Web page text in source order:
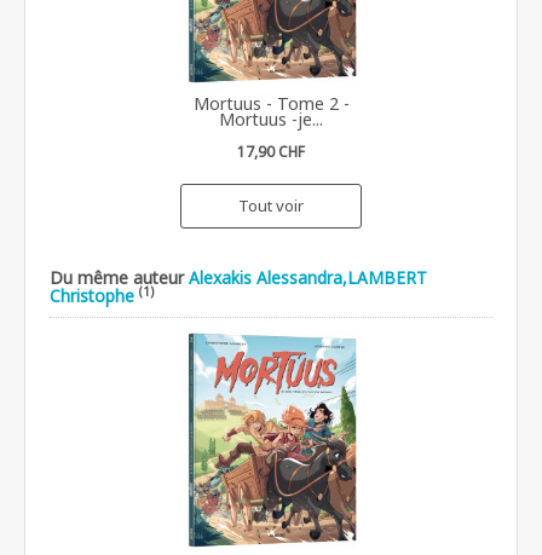
Mortuus - Tome 2 -
Mortuus -je...
17,90 CHF
Tout voir
Du même auteurAlexakis Alessandra,LAMBERT
Christophe (1)